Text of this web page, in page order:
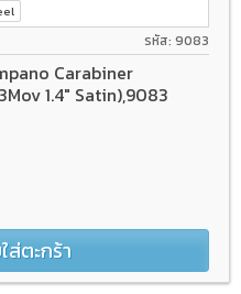
รหัส: 9083
Carabiner
Slip Joint (8Cr13Mov 1.4" Satin),9083
ส่ตะกร้า